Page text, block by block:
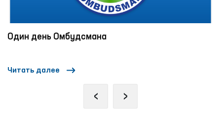
Один день Омбудсмана
Читать далее
‹ ›